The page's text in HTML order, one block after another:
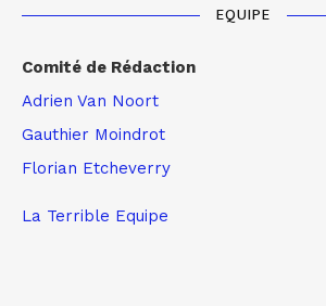
EQUIPE
Comité de Rédaction
Adrien Van Noort
Gauthier Moindrot
Florian Etcheverry
La Terrible Equipe